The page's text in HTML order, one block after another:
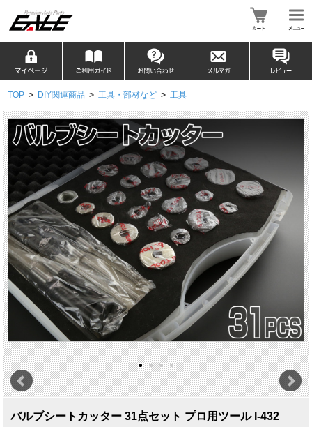
TOP > DIY関連商品 > 工具・部材など > 工具
バルブシートカッター 31点セット プロ用ツール I-432